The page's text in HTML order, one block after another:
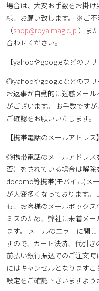
場合は、大変お手数をお掛
様、お願い致します。 ※ご
（shop@royalmagic.jp ）ま
合わせください。
【yahooやgoogleなどのフリ
◎yahooやgoogleなどのフリ
お返事が自動的に迷惑メー
がございます。 お手数です
ご確認をお願いいたします。
【携帯電話のメールアドレス】
◎携帯電話のメールアドレス
否）をされている場合は解除
docomo等携帯(モバイル)メ
が大変多くなっております
も、お客様のメールボック
ミスのため、弊社に未着メ
ます。 メールのエラーに関
すので、カード決済、代引き
前払い銀行振込でのご注文
にはキャンセルとなります
設定をご確認下さいますよう